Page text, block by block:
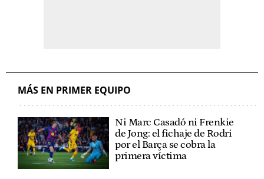
MÁS EN PRIMER EQUIPO
Ni Marc Casadó ni Frenkie
de Jong: el fichaje de Rodri
por el Barça se cobra la
primera víctima